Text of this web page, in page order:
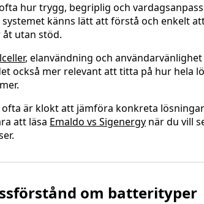
hur trygg, begriplig och
känns lätt att förstå och enkelt
utan stöd.
, elanvändning och
också mer relevant att titta på hur hela
är klokt att jämföra konkreta
att läsa Emaldo vs Sigenergy när du vill
om batterityper